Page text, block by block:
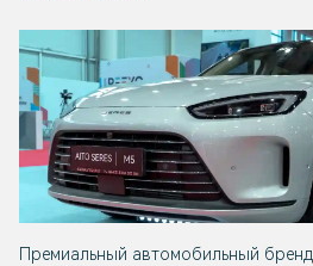
Премиальный автомобильный бренд